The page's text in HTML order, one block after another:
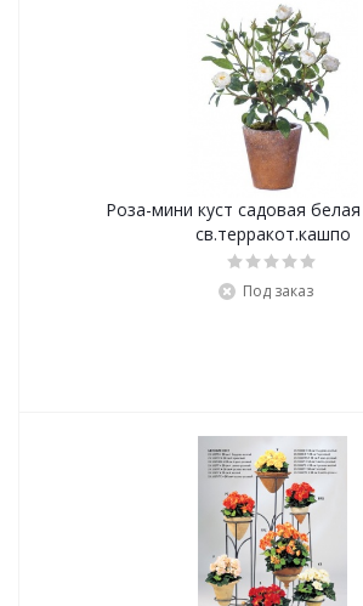
Роза-мини куст садовая
св.терракот.кашпо
Под заказ